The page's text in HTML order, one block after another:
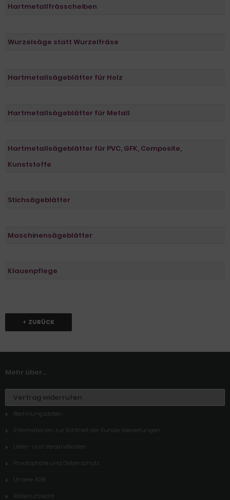
Hartmetallfrässcheiben
Wurzelsäge statt Wurzelfräse
Hartmetallsägeblätter für Holz
Hartmetallsägeblätter für Metall
Hartmetallsägeblätter für PVC, GFK, Composite,
Kunststoffe
Stichsägeblätter
Maschinensägeblätter
Klauenpflege
ZURÜCK
Mehr über...
Vertrag widerrufen
Rechnungsdaten
Informationen zur Echtheit der Kundenbewertungen
Liefer- und Versandkosten
Privatsphäre und Datenschutz
Unsere AGB
Widerrufsrecht